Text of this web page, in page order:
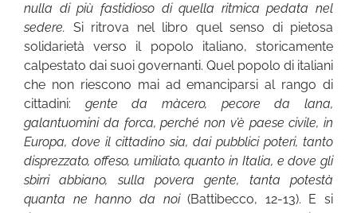
nulla di più fastidioso di quella ritmica pedata nel
sedere. Si ritrova nel libro quel senso di pietosa
solidarietà verso il popolo italiano, storicamente
calpestato dai suoi governanti. Quel popolo di italiani
che non riescono mai ad emanciparsi al rango di
cittadini: gente da màcero, pecore da lana,
galantuomini da forca, perché non v’è paese civile, in
Europa, dove il cittadino sia, dai pubblici poteri, tanto
disprezzato, offeso, umiliato, quanto in Italia, e dove gli
sbirri abbiano, sulla povera gente, tanta potestà
quanta ne hanno da noi(Battibecco, 12-13). E si